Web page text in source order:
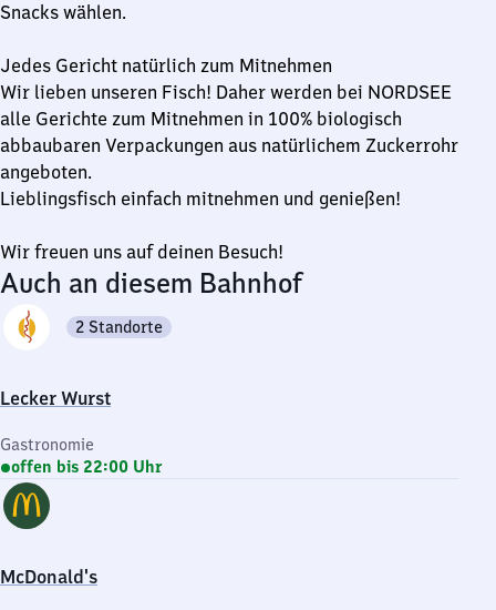
Snacks wählen.
Jedes Gericht natürlich zum Mitnehmen
Wir lieben unseren Fisch! Daher werden bei NORDSEE
alle Gerichte zum Mitnehmen in 100% biologisch
abbaubaren Verpackungen aus natürlichem Zuckerrohr
angeboten.
Lieblingsfisch einfach mitnehmen und genießen!
Wir freuen uns auf deinen Besuch!
Auch an diesem Bahnhof
Lecker Wurst
2 Standorte
Gastronomie
offen bis 22:00 Uhr
McDonald's